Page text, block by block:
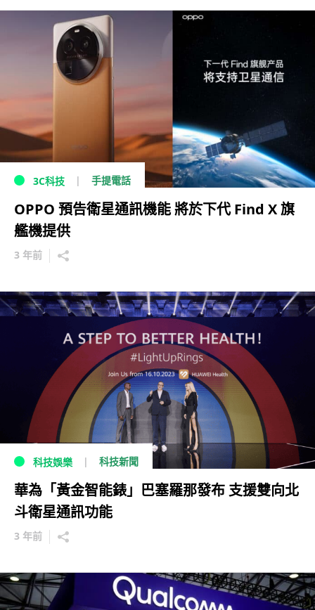
3C科技 手提電話
OPPO 預告衛星通訊機能 將於下代 Find X 旗
艦機提供
3 年前
科技娛樂 科技新聞
華為「黃金智能錶」巴塞羅那發布 支援雙向北
斗衛星通訊功能
3 年前